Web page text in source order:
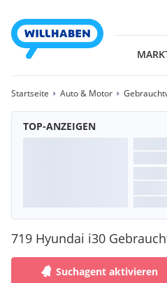
Startseite Auto & Motor
TOP-ANZEIGEN
719 Hyundai i30
Suchagent aktivieren